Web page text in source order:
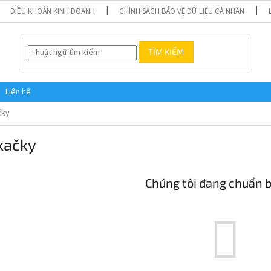
ĐIỀU KHOẢN KINH DOANH CHÍNH SÁCH BẢO VỆ DỮ LIỆU CÁ NHÂN
TÌM KIẾM
Liên hệ
Chúng tôi đang chuẩn